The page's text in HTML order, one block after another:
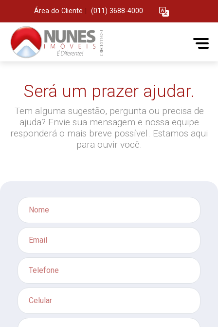
Área do Cliente (011) 3688-4000
Será um prazer ajudar.
Tem alguma sugestão, pergunta ou precisa de
ajuda? Envie sua mensagem e nossa equipe
responderá o mais breve possível. Estamos aqui
para ouvir você.